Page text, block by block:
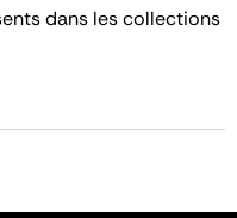
dans les collections